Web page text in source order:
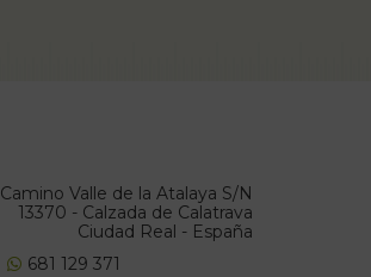
Camino Valle de la Atalaya S/N
13370 - Calzada de Calatrava
Ciudad Real - España
681 129 371